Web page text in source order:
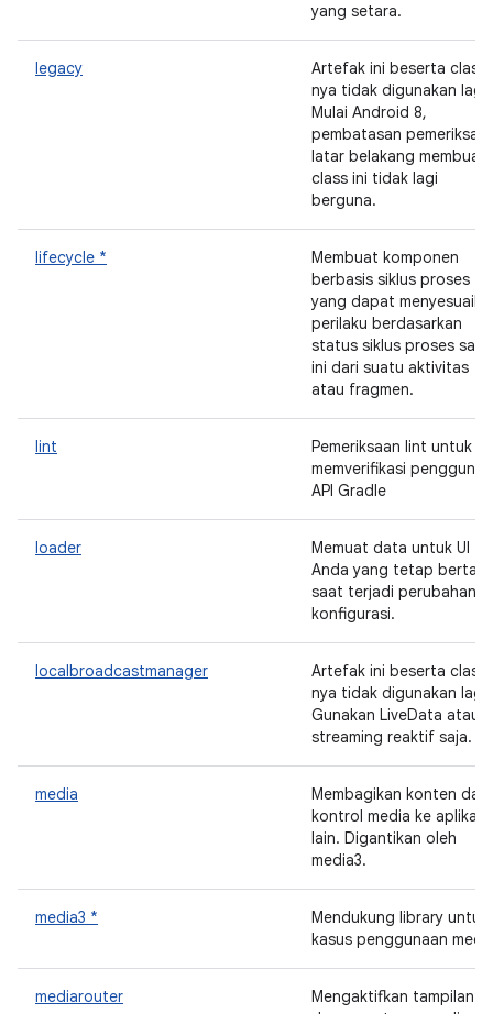
yang setara.
legacy
Artefak ini beserta class-
nya tidak digunakan lagi.
Mulai Android 8,
pembatasan
latar belakang membuat
class ini tidak lagi
berguna.
lifecycle *
Membuat komponen
berbasis siklus proses
yang dapat
perilaku berdasarkan
status siklus proses saat
ini dari suatu aktivitas
atau fragmen.
lint
Pemeriksaan lint untuk
memverifikasi
API Gradle
loader
Memuat data untuk UI
Anda yang tetap
saat terjadi perubahan
konfigurasi.
localbroadcastmanager
Artefak ini beserta class-
nya tidak digunakan lagi.
Gunakan LiveData atau
streaming reaktif saja.
media
Membagikan konten dan
kontrol media ke aplikasi
lain. Digantikan oleh
media3.
media3 *
Mendukung library untuk
kasus penggunaan
mediarouter
Mengaktifkan tampilan